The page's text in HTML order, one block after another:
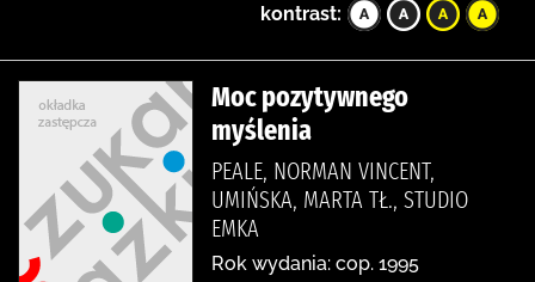
kontrast:
Moc pozytywnego
myślenia
PEALE, NORMAN VINCENT,
UMIŃSKA, MARTA TŁ., STUDIO
EMKA
Rok wydania: cop. 1995